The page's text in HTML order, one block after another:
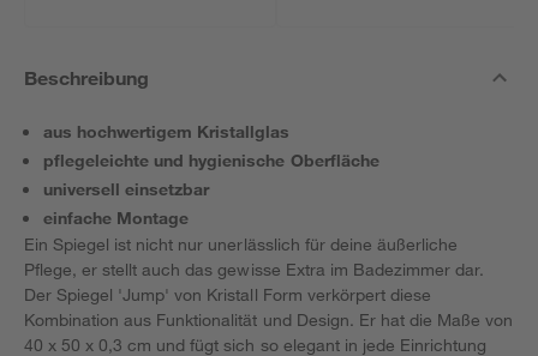
Beschreibung
aus hochwertigem Kristallglas
pflegeleichte und hygienische Oberfläche
universell einsetzbar
einfache Montage
Ein Spiegel ist nicht nur unerlässlich für deine äußerliche
Pflege, er stellt auch das gewisse Extra im Badezimmer dar.
Der Spiegel 'Jump' von Kristall Form verkörpert diese
Kombination aus Funktionalität und Design. Er hat die Maße von
40 x 50 x 0,3 cm und fügt sich so elegant in jede Einrichtung